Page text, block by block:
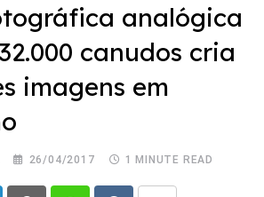
analógica
canudos cria
imagens em
26/04/2017 1 MINUTE READ